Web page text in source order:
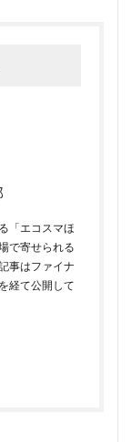
「エコスマほ
で寄せられる
事はファイナ
経て公開して